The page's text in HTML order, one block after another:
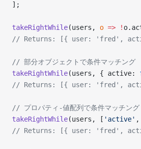
];
takeRightWhile(users, o => !
// Returns: [{ user: 'fred',
// 部分オブジェクトで条件マッチング
takeRightWhile(users, { active:
// Returns: [{ user: 'fred',
// プロパティ-値配列で条件マッチング
takeRightWhile(users, [ 'active' ,
// Returns: [{ user: 'fred',